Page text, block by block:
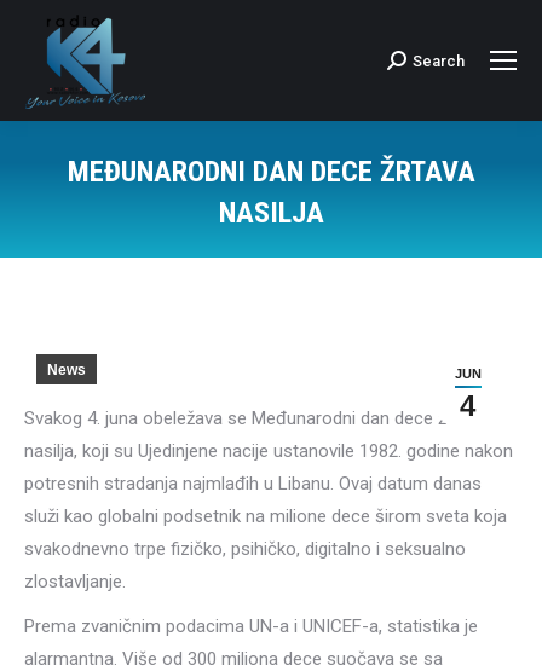
Search:
Search
MEĐUNARODNI DAN DECE ŽRTAVA
NASILJA
JUN
4
News
Svakog 4. juna obeležava se Međunarodni dan dece žrtava
nasilja, koji su Ujedinjene nacije ustanovile 1982. godine nakon
potresnih stradanja najmlađih u Libanu. Ovaj datum danas
služi kao globalni podsetnik na milione dece širom sveta koja
svakodnevno trpe fizičko, psihičko, digitalno i seksualno
zlostavljanje.
Prema zvaničnim podacima UN-a i UNICEF-a, statistika je
alarmantna. Više od 300 miliona dece suočava se sa